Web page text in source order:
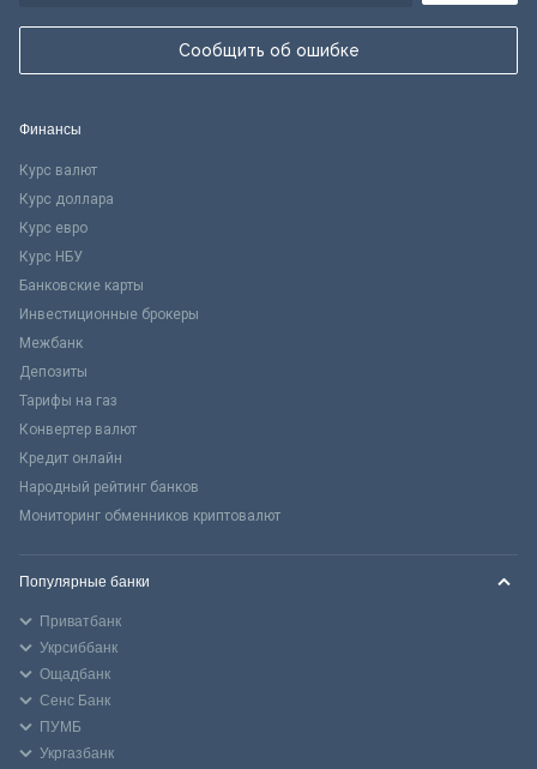
Сообщить об ошибке
Финансы
Курс валют
Курс доллара
Курс евро
Курс НБУ
Банковские карты
Инвестиционные брокеры
Межбанк
Депозиты
Тарифы на газ
Конвертер валют
Кредит онлайн
Народный рейтинг банков
Мониторинг обменников криптовалют
Популярные банки
Приватбанк
Укрсиббанк
Ощадбанк
Сенс Банк
ПУМБ
Укргазбанк